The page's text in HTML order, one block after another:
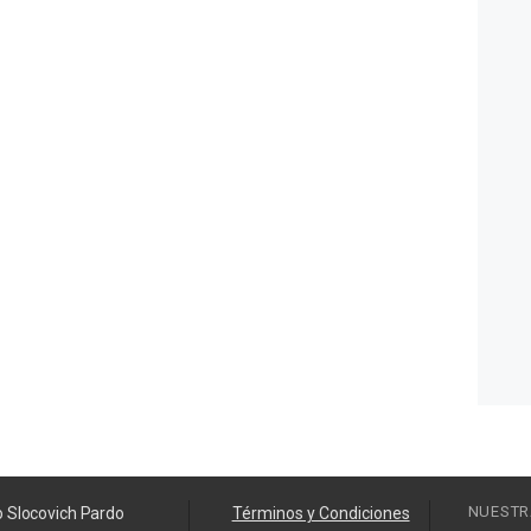
Slocovich Pardo Términos y Condiciones